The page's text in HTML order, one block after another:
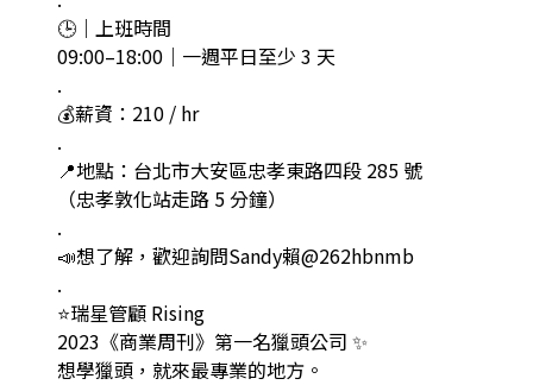
🕒｜上班時間
09:00–18:00｜一週平日至少 3 天
.
💰薪資：210 / hr
.
📍地點：台北市大安區忠孝東路四段 285 號
（忠孝敦化站走路 5 分鐘）
.
📣想了解，歡迎詢問Sandy賴@262hbnmb
.
⭐瑞星管顧 Rising
2023《商業周刊》第一名獵頭公司 ✨
想學獵頭，就來最專業的地方。